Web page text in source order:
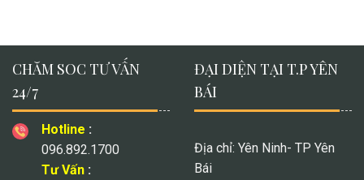
CHĂM SOC TƯ VẤN
24/7
Hotline :
096.892.1700
Tư Vấn :
ĐẠI DIỆN TẠI T.P YÊN
BÁI
Địa chỉ: Yên Ninh- TP Yên
Bái